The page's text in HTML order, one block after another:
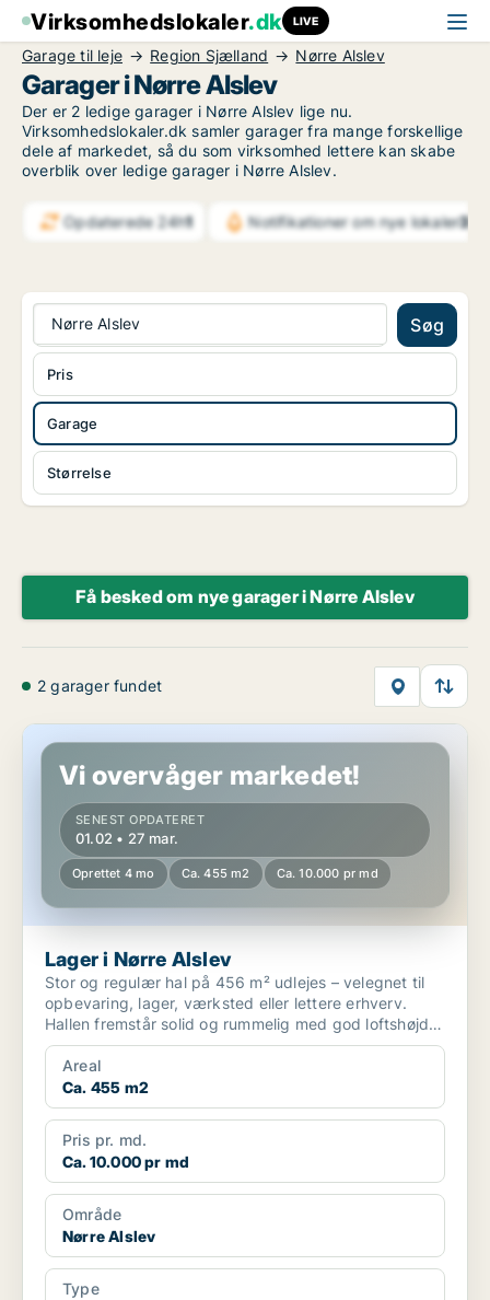
Virksomhedslokaler.dk LIVE
Garage til leje Region Sjælland Nørre Alslev
Garager i Nørre Alslev
Der er 2 ledige garager i Nørre Alslev lige nu.
Virksomhedslokaler.dk samler garager fra mange forskellige
dele af markedet, så du som virksomhed lettere kan skabe
overblik over ledige garager i Nørre Alslev.
Opdaterede 24h1 Notifikationer om nye lokaler311
Nørre Alslev Søg
Garage
Størrelse
Pris
Få besked om nye garager i Nørre Alslev
2 garager fundet
Lager i Nørre Alslev
Vi overvåger markedet!
SENEST OPDATERET
01.02 • 27 mar.
Oprettet 4 mo Ca. 455 m2 Ca. 10.000 pr md
Lager i Nørre Alslev
Stor og regulær hal på 456 m² udlejes – velegnet til
opbevaring, lager, værksted eller lettere erhverv.
Hallen fremstår solid og rummelig med god loftshøjde
...
Areal
Ca. 455 m2
Pris pr. md.
Ca. 10.000 pr md
Område
Nørre Alslev
Type